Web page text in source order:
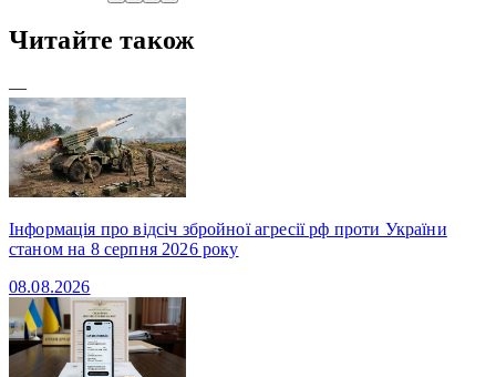
Читайте також
—
Інформація про відсіч збройної агресії рф проти України
станом на 8 серпня 2026 року
08.08.2026